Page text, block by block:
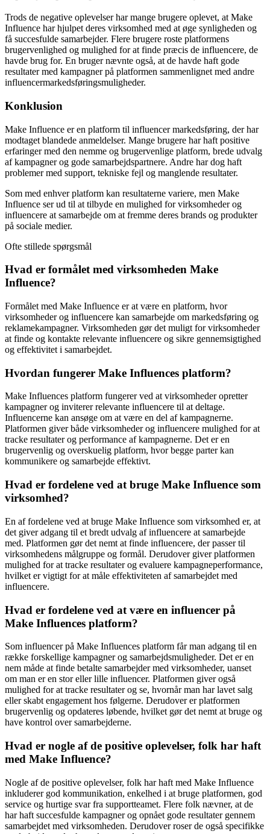
Trods de negative oplevelser har mange brugere oplevet, at Make
Influence har hjulpet deres virksomhed med at øge synligheden og
få succesfulde samarbejder. Flere brugere roste platformens
brugervenlighed og mulighed for at finde præcis de influencere, de
havde brug for. En bruger nævnte også, at de havde haft gode
resultater med kampagner på platformen sammenlignet med andre
influencermarkedsføringsmuligheder.
Konklusion
Make Influence er en platform til influencer markedsføring, der har
modtaget blandede anmeldelser. Mange brugere har haft positive
erfaringer med den nemme og brugervenlige platform, brede udvalg
af kampagner og gode samarbejdspartnere. Andre har dog haft
problemer med support, tekniske fejl og manglende resultater.
Som med enhver platform kan resultaterne variere, men Make
Influence ser ud til at tilbyde en mulighed for virksomheder og
influencere at samarbejde om at fremme deres brands og produkter
på sociale medier.
Ofte stillede spørgsmål
Hvad er formålet med virksomheden Make
Influence?
Formålet med Make Influence er at være en platform, hvor
virksomheder og influencere kan samarbejde om markedsføring og
reklamekampagner. Virksomheden gør det muligt for virksomheder
at finde og kontakte relevante influencere og sikre gennemsigtighed
og effektivitet i samarbejdet.
Hvordan fungerer Make Influences platform?
Make Influences platform fungerer ved at virksomheder opretter
kampagner og inviterer relevante influencere til at deltage.
Influencerne kan ansøge om at være en del af kampagnerne.
Platformen giver både virksomheder og influencere mulighed for at
tracke resultater og performance af kampagnerne. Det er en
brugervenlig og overskuelig platform, hvor begge parter kan
kommunikere og samarbejde effektivt.
Hvad er fordelene ved at bruge Make Influence som
virksomhed?
En af fordelene ved at bruge Make Influence som virksomhed er, at
det giver adgang til et bredt udvalg af influencere at samarbejde
med. Platformen gør det nemt at finde influencere, der passer til
virksomhedens målgruppe og formål. Derudover giver platformen
mulighed for at tracke resultater og evaluere kampagneperformance,
hvilket er vigtigt for at måle effektiviteten af samarbejdet med
influencere.
Hvad er fordelene ved at være en influencer på
Make Influences platform?
Som influencer på Make Influences platform får man adgang til en
række forskellige kampagner og samarbejdsmuligheder. Det er en
nem måde at finde betalte samarbejder med virksomheder, uanset
om man er en stor eller lille influencer. Platformen giver også
mulighed for at tracke resultater og se, hvornår man har lavet salg
eller skabt engagement hos følgerne. Derudover er platformen
brugervenlig og opdateres løbende, hvilket gør det nemt at bruge og
have kontrol over samarbejderne.
Hvad er nogle af de positive oplevelser, folk har haft
med Make Influence?
Nogle af de positive oplevelser, folk har haft med Make Influence
inkluderer god kommunikation, enkelhed i at bruge platformen, god
service og hurtige svar fra supportteamet. Flere folk nævner, at de
har haft succesfulde kampagner og opnået gode resultater gennem
samarbejdet med virksomheden. Derudover roser de også specifikke